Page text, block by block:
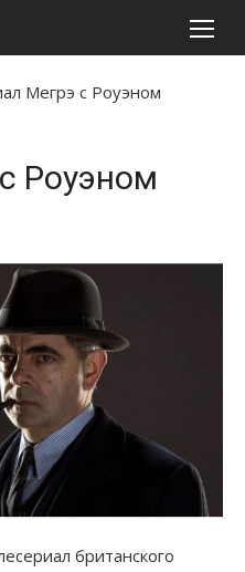
Мегрэ с Роуэном
Роуэном
британского